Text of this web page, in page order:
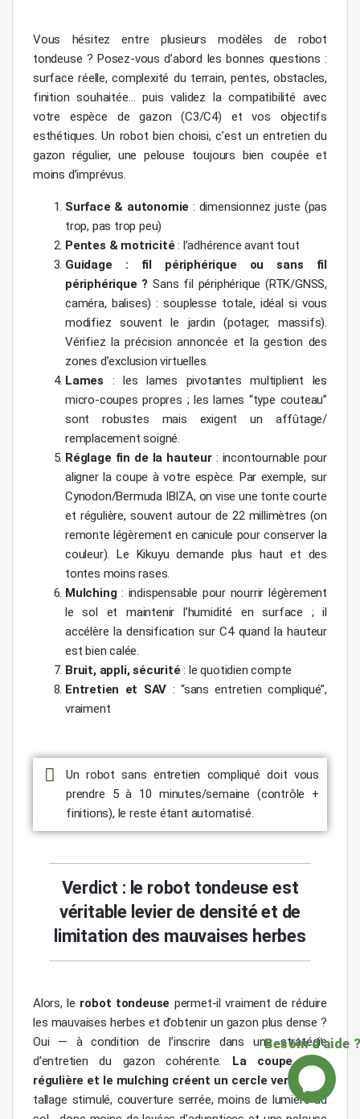
Vous hésitez entre plusieurs modèles de robot
tondeuse ? Posez-vous d’abord les bonnes questions :
surface réelle, complexité du terrain, pentes, obstacles,
finition souhaitée… puis validez la compatibilité avec
votre espèce de gazon (C3/C4) et vos objectifs
esthétiques. Un robot bien choisi, c’est un entretien du
gazon régulier, une pelouse toujours bien coupée et
moins d’imprévus.
Surface & autonomie : dimensionnez juste (pas
trop, pas trop peu)
Pentes & motricité : l’adhérence avant tout
Guidage : fil périphérique ou sans fil
périphérique ?Sans fil périphérique (RTK/GNSS,
caméra, balises) : souplesse totale, idéal si vous
modifiez souvent le jardin (potager, massifs).
Vérifiez la précision annoncée et la gestion des
zones d’exclusion virtuelles.
Lames : les lames pivotantes multiplient les
micro-coupes propres ; les lames “type couteau”
sont robustes mais exigent un affûtage/
remplacement soigné.
Réglage fin de la hauteur: incontournable pour
aligner la coupe à votre espèce. Par exemple, sur
Cynodon/Bermuda IBIZA, on vise une tonte courte
et régulière, souvent autour de 22 millimètres (on
remonte légèrement en canicule pour conserver la
couleur). Le Kikuyu demande plus haut et des
tontes moins rases.
Mulching: indispensable pour nourrir légèrement
le sol et maintenir l’humidité en surface ; il
accélère la densification sur C4 quand la hauteur
est bien calée.
Bruit, appli, sécurité : le quotidien compte
Entretien et SAV : “sans entretien compliqué”,
vraiment
Un robot sans entretien compliqué doit vous
prendre 5 à 10 minutes/semaine (contrôle +
finitions), le reste étant automatisé.
Verdict : le robot tondeuse est
véritable levier de densité et de
limitation des mauvaises herbes
Alors, le robot tondeuse permet-il vraiment de réduire
les mauvaises herbes et d’obtenir un gazon plus dense ?
Oui — à condition de l’inscrire dans une stratégie
d’entretien du gazon cohérente. La coupe très
régulière et le mulching créent un cercle vertueux
:
tallage stimulé, couverture serrée, moins de lumière au
Besoin d'aide